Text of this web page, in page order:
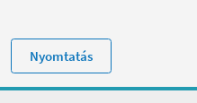
Nyomtatás